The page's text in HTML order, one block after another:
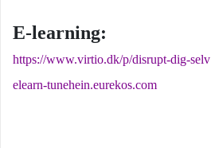
E-learning:
https://www.virtio.dk/p/disrupt-dig-selv
elearn-tunehein.eurekos.com